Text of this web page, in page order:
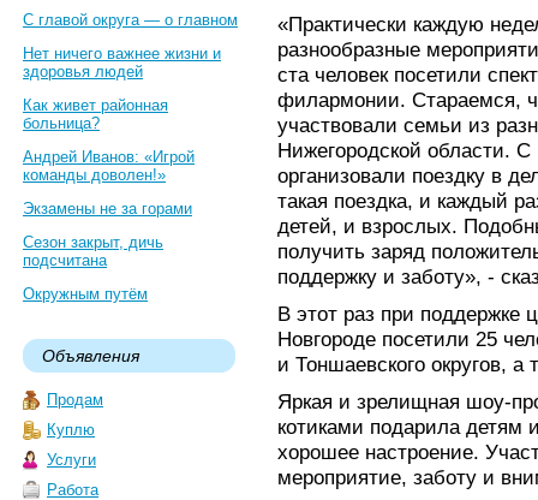
С главой округа — о главном
Нет ничего важнее жизни и
здоровья людей
Как живет районная
больница?
Андрей Иванов: «Игрой
команды доволен!»
Экзамены не за горами
Сезон закрыт, дичь
подсчитана
Окружным путём
Объявления
Продам
Куплю
Услуги
Работа
«Практически каждую
разнообразные
ста человек посетили
филармонии. Стараемся,
участвовали семьи из
Нижегородской области.
организовали поездку в
такая поездка, и каждый
детей, и взрослых.
получить заряд
поддержку и заботу», -
В этот раз при
Новгороде посетили 25
и Тоншаевского округов, а
Яркая и зрелищная шоу-
котиками подарила детям
хорошее настроение.
мероприятие, заботу и